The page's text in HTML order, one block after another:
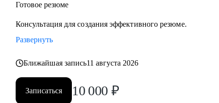
Готовое резюме
Консультация для создания эффективного резюме.
Развернуть
Ближайшая запись11 августа 2026
Записаться 10 000 ₽